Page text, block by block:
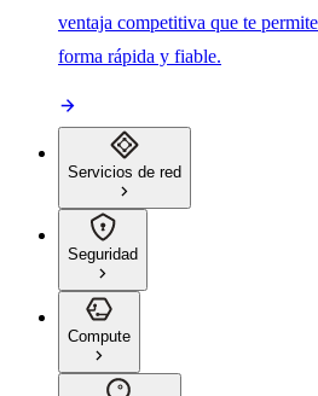
ventaja competitiva que te
forma rápida y fiable.
Servicios de red
Seguridad
Compute